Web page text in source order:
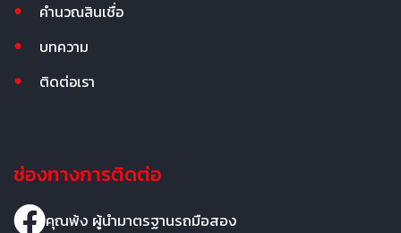
คำนวณสินเชื่อ
บทความ
ติดต่อเรา
ช่องทางการติดต่อ
คุณพ้ง ผู้นำมาตรฐานรถมือสอง